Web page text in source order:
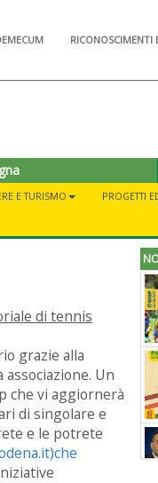
RICONOSCIMENTI
E TURISMO PROGETTI
di tennis
grazie alla
Un
che vi aggiornerà
di singolare e
e le potrete